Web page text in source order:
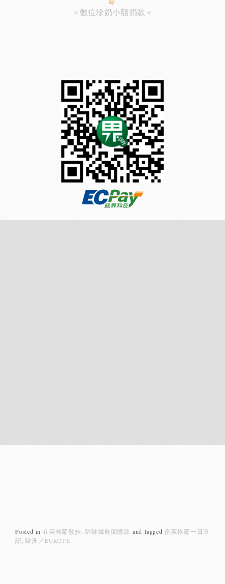
＞數位珍奶小額捐款＜
Posted in 在英格蘭散步 踏破鐵鞋回憶錄 andtagged 南英格蘭一日遊
記 歐洲／EUROPE